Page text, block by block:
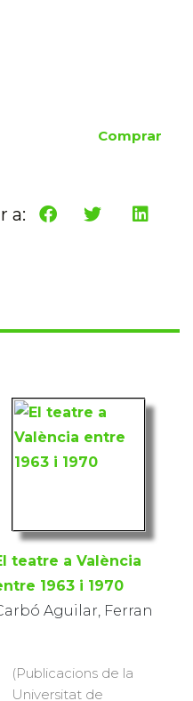
Comprar
a:
teatre a València
1963 i 1970
Aguilar, Ferran
(Publicacions de la
Universitat de